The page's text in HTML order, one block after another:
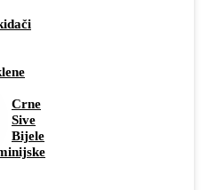
Crne
Sive
Bijele